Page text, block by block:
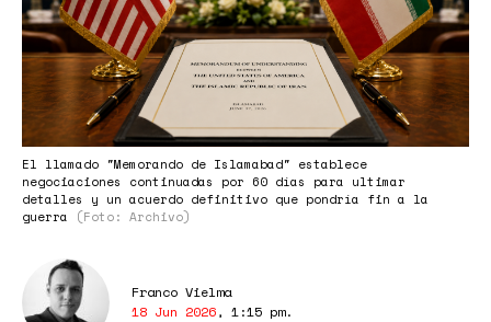
El llamado "Memorando de Islamabad" establece
negociaciones continuadas por 60 días para ultimar
detalles y un acuerdo definitivo que pondría fin a la
guerra
(Foto: Archivo)
Franco Vielma
18 Jun 2026, 1:15 pm.